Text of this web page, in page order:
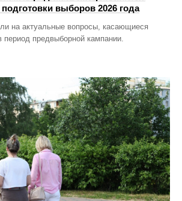
выборов 2026 года
на актуальные вопросы, касающиеся
предвыборной кампании.